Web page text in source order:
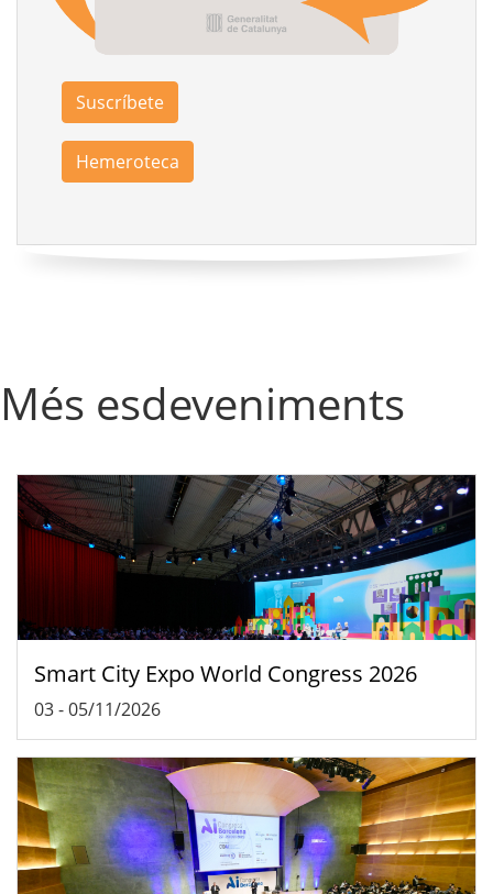
Suscríbete
Hemeroteca
Més esdeveniments
Smart City Expo World Congress 2026
03-05/11/2026